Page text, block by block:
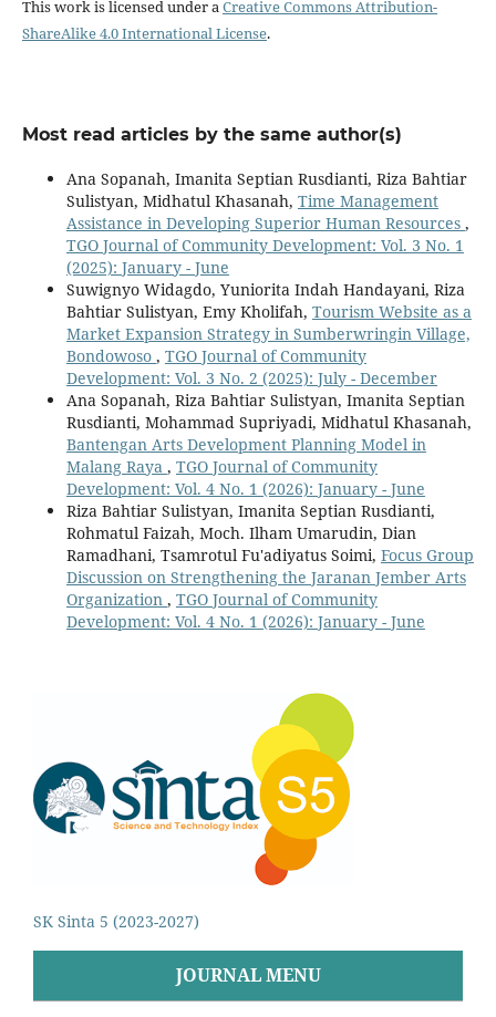
This work is licensed under aCreative Commons Attribution-
ShareAlike 4.0 International License.
Most read articles by the same author(s)
Ana Sopanah, Imanita Septian Rusdianti, Riza Bahtiar
Sulistyan, Midhatul Khasanah, Time Management
Assistance in Developing Superior Human Resources ,
TGO Journal of Community Development: Vol. 3 No. 1
(2025): January - June
Suwignyo Widagdo, Yuniorita Indah Handayani, Riza
Bahtiar Sulistyan, Emy Kholifah, Tourism Website as a
Market Expansion Strategy in Sumberwringin Village,
Bondowoso , TGO Journal of Community
Development: Vol. 3 No. 2 (2025): July - December
Ana Sopanah, Riza Bahtiar Sulistyan, Imanita Septian
Rusdianti, Mohammad Supriyadi, Midhatul Khasanah,
Bantengan Arts Development Planning Model in
Malang Raya , TGO Journal of Community
Development: Vol. 4 No. 1 (2026): January - June
Riza Bahtiar Sulistyan, Imanita Septian Rusdianti,
Rohmatul Faizah, Moch. Ilham Umarudin, Dian
Ramadhani, Tsamrotul Fu'adiyatus Soimi, Focus Group
Discussion on Strengthening the Jaranan Jember Arts
Organization , TGO Journal of Community
Development: Vol. 4 No. 1 (2026): January - June
SK Sinta 5 (2023-2027)
JOURNAL MENU